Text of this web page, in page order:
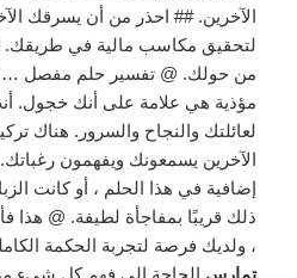
الآخرين. ## احذر من أن يسرقك
لتحقيق مكاسب مالية في
من حولك. @ تفسير حلم مفصل …
مؤذية هي علامة على أنك خجول.
لعائلتك والنجاح والسرور. هناك
الآخرين يسمعونك ويفهمون
إضافية في هذا الحلم ، أو كانت
ذلك قريبًا بمفاجأة لطيفة. @ هذا
، ولديك فرصة لتجربة الحكمة